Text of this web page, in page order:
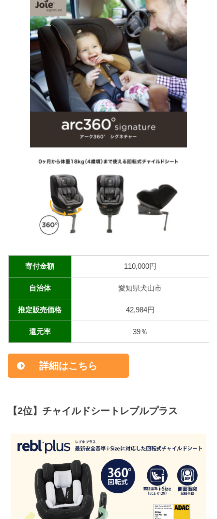
寄付金額 110,000円
自治体 愛知県犬山市
推定販売価格 42,984円
還元率 39％
詳細はこちら
【2位】チャイルドシートレブルプラス